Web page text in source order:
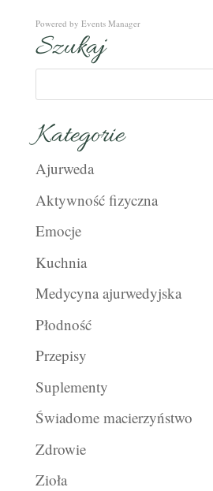
Powered by Events Manager
Szukaj
Kategorie
Ajurweda
Aktywność fizyczna
Emocje
Kuchnia
Medycyna ajurwedyjska
Płodność
Przepisy
Suplementy
Świadome macierzyństwo
Zdrowie
Zioła